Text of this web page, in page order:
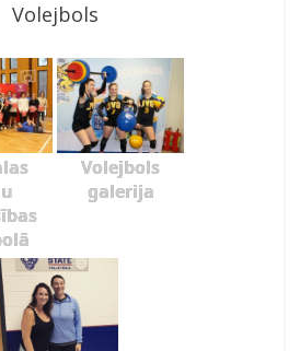
Volejbols
Volejbols
galerija